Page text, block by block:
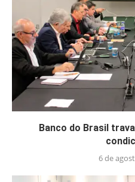
Banco do Brasil
6 de